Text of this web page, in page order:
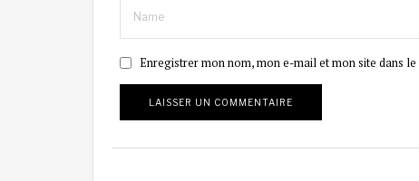
Enregistrer mon nom, mon e-mail et mon site dans